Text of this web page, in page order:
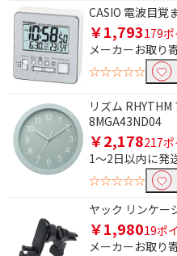
CASIO 電波目覚
￥1,793179
メーカーお取り
☆☆☆☆☆
リズム
8MGA43ND04
￥2,178217
1～2日以内に発
☆☆☆☆☆
ヤック リンケー
￥1,98019ポ
メーカーお取り